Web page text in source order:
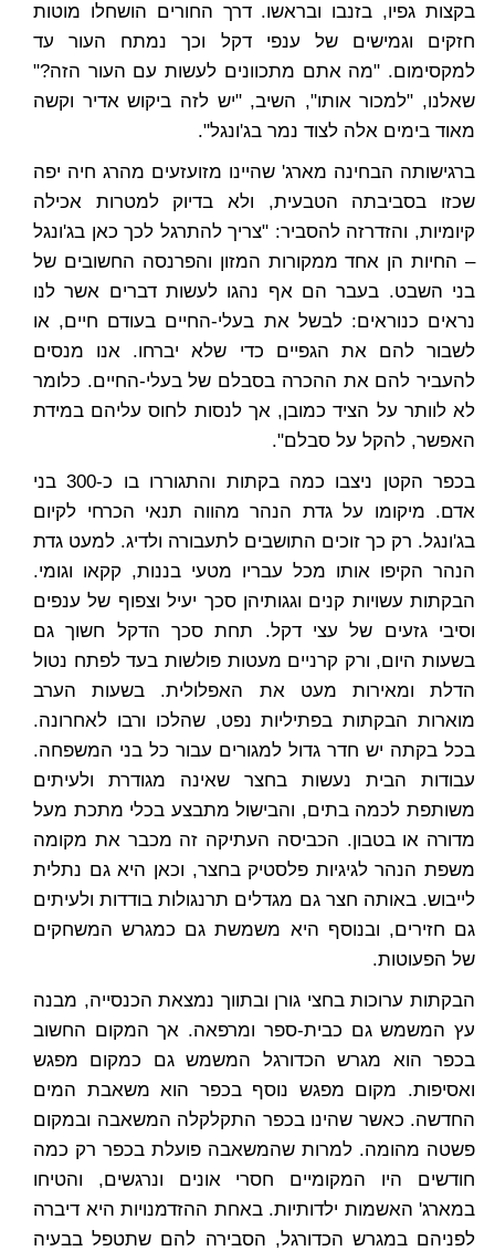
בקצות גפיו, בזנבו ובראשו. דרך החורים הושחלו מוטות
חזקים וגמישים של ענפי דקל וכך נמתח העור עד
למקסימום. "מה אתם מתכוונים לעשות עם העור הזה?"
שאלנו, "למכור אותו", השיב, "יש לזה ביקוש אדיר וקשה
מאוד בימים אלה לצוד נמר בג'ונגל".
ברגישותה הבחינה מארג' שהיינו מזועזעים מהרג חיה יפה
שכזו בסביבתה הטבעית, ולא בדיוק למטרות אכילה
קיומיות, והזדרזה להסביר: "צריך להתרגל לכך כאן בג'ונגל
– החיות הן אחד ממקורות המזון והפרנסה החשובים של
בני השבט. בעבר הם אף נהגו לעשות דברים אשר לנו
נראים כנוראים: לבשל את בעלי-החיים בעודם חיים, או
לשבור להם את הגפיים כדי שלא יברחו. אנו מנסים
להעביר להם את ההכרה בסבלם של בעלי-החיים. כלומר
לא לוותר על הציד כמובן, אך לנסות לחוס עליהם במידת
האפשר, להקל על סבלם".
בכפר הקטן ניצבו כמה בקתות והתגוררו בו כ-300 בני
אדם. מיקומו על גדת הנהר מהווה תנאי הכרחי לקיום
בג'ונגל. רק כך זוכים התושבים לתעבורה ולדיג. למעט גדת
הנהר הקיפו אותו מכל עבריו מטעי בננות, קקאו וגומי.
הבקתות עשויות קנים וגגותיהן סכך יעיל וצפוף של ענפים
וסיבי גזעים של עצי דקל. תחת סכך הדקל חשוך גם
בשעות היום, ורק קרניים מעטות פולשות בעד לפתח נטול
הדלת ומאירות מעט את האפלולית. בשעות הערב
מוארות הבקתות בפתיליות נפט, שהלכו ורבו לאחרונה.
בכל בקתה יש חדר גדול למגורים עבור כל בני המשפחה.
עבודות הבית נעשות בחצר שאינה מגודרת ולעיתים
משותפת לכמה בתים, והבישול מתבצע בכלי מתכת מעל
מדורה או בטבון. הכביסה העתיקה זה מכבר את מקומה
משפת הנהר לגיגיות פלסטיק בחצר, וכאן היא גם נתלית
לייבוש. באותה חצר גם מגדלים תרנגולות בודדות ולעיתים
גם חזירים, ובנוסף היא משמשת גם כמגרש המשחקים
של הפעוטות.
הבקתות ערוכות בחצי גורן ובתווך נמצאת הכנסייה, מבנה
עץ המשמש גם כבית-ספר ומרפאה. אך המקום החשוב
בכפר הוא מגרש הכדורגל המשמש גם כמקום מפגש
ואסיפות. מקום מפגש נוסף בכפר הוא משאבת המים
החדשה. כאשר שהינו בכפר התקלקלה המשאבה ובמקום
פשטה מהומה. למרות שהמשאבה פועלת בכפר רק כמה
חודשים היו המקומיים חסרי אונים ונרגשים, והטיחו
במארג' האשמות ילדותיות. באחת ההזדמנויות היא דיברה
לפניהם במגרש הכדורגל, הסבירה להם שתטפל בבעיה